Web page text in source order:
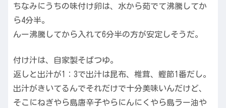
ちなみにうちの味付け卵は、水から茹でて沸騰してか
ら4分半。
んー沸騰してから入れて6分半の方が安定しそうだ。
付け汁は、自家製そばつゆ。
返しと出汁が1：3で出汁は昆布、椎茸、鰹節1番だし。
出汁がきいてるんでそれだけで十分美味いんだけど、
そこにねぎやら島唐辛子やらにんにくやら島ラー油や